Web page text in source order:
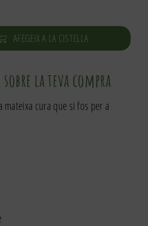
AFEGEIX A LA CISTELLA
sobre la teva compra
mateixa cura que si fos per a